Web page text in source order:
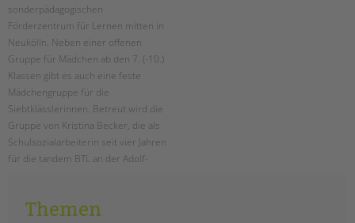
KARRIERE
Stellenangebote
tandem als Arbeitgeberin
NEWS/BLOG
unkuerzbar
Briefe an Kai
Magazin
sonderpädagogischen
Förderzentrum für Lernen mitten in
Neukölln. Neben einer offenen
Gruppe für Mädchen ab den 7. (-10.)
Klassen gibt es auch eine feste
Mädchengruppe für die
Siebtklässlerinnen. Betreut wird die
Gruppe von Kristina Becker, die als
Schulsozialarbeiterin seit vier Jahren
für die tandem BTL an der Adolf-
weiterlesenmädchenarbeit
an
Themen